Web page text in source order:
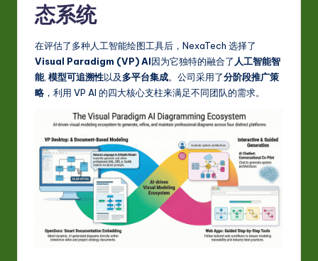
in
A
态系统
在评估了多种人工智能绘图工具后，NexaTech 选择了
Visual Paradigm (VP) AI因为它独特的融合了 人工智能智
能 模型可追溯性以及多平台集成。公司采用了分阶段推广策
略 ，利用 VP AI 的四大核心支柱来满足不同团队的需求。